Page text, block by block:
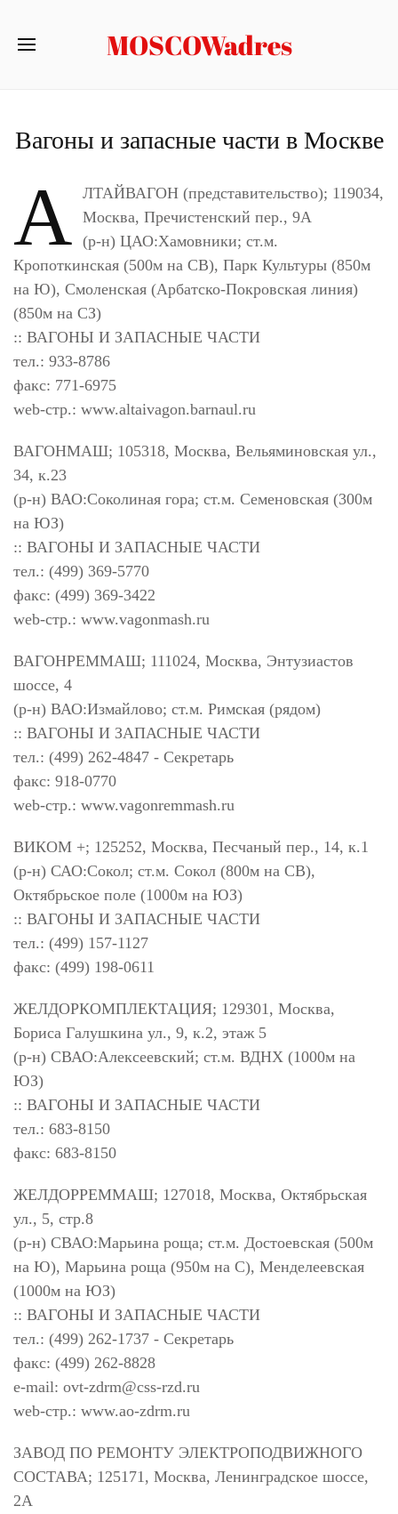
MOSCOWadres
Вагоны и запасные части в Москве
А ЛТАЙВАГОН (представительство); 119034,
Москва, Пречистенский пер., 9А
(р-н) ЦАО:Хамовники; ст.м.
Кропоткинская (500м на СВ), Парк Культуры (850м
на Ю), Смоленская (Арбатско-Покровская линия)
(850м на СЗ)
:: ВАГОНЫ И ЗАПАСНЫЕ ЧАСТИ
тел.: 933-8786
факс: 771-6975
web-стр.: www.altaivagon.barnaul.ru
ВАГОНМАШ; 105318, Москва, Вельяминовская ул.,
34, к.23
(р-н) ВАО:Соколиная гора; ст.м. Семеновская (300м
на ЮЗ)
:: ВАГОНЫ И ЗАПАСНЫЕ ЧАСТИ
тел.: (499) 369-5770
факс: (499) 369-3422
web-стр.: www.vagonmash.ru
ВАГОНРЕММАШ; 111024, Москва, Энтузиастов
шоссе, 4
(р-н) ВАО:Измайлово; ст.м. Римская (рядом)
:: ВАГОНЫ И ЗАПАСНЫЕ ЧАСТИ
тел.: (499) 262-4847 - Секретарь
факс: 918-0770
web-стр.: www.vagonremmash.ru
ВИКОМ +; 125252, Москва, Песчаный пер., 14, к.1
(р-н) САО:Сокол; ст.м. Сокол (800м на СВ),
Октябрьское поле (1000м на ЮЗ)
:: ВАГОНЫ И ЗАПАСНЫЕ ЧАСТИ
тел.: (499) 157-1127
факс: (499) 198-0611
ЖЕЛДОРКОМПЛЕКТАЦИЯ; 129301, Москва,
Бориса Галушкина ул., 9, к.2, этаж 5
(р-н) СВАО:Алексеевский; ст.м. ВДНХ (1000м на
ЮЗ)
:: ВАГОНЫ И ЗАПАСНЫЕ ЧАСТИ
тел.: 683-8150
факс: 683-8150
ЖЕЛДОРРЕММАШ; 127018, Москва, Октябрьская
ул., 5, стр.8
(р-н) СВАО:Марьина роща; ст.м. Достоевская (500м
на Ю), Марьина роща (950м на С), Менделеевская
(1000м на ЮЗ)
:: ВАГОНЫ И ЗАПАСНЫЕ ЧАСТИ
тел.: (499) 262-1737 - Секретарь
факс: (499) 262-8828
e-mail: ovt-zdrm@css-rzd.ru
web-стр.: www.ao-zdrm.ru
ЗАВОД ПО РЕМОНТУ ЭЛЕКТРОПОДВИЖНОГО
СОСТАВА; 125171, Москва, Ленинградское шоссе,
2А